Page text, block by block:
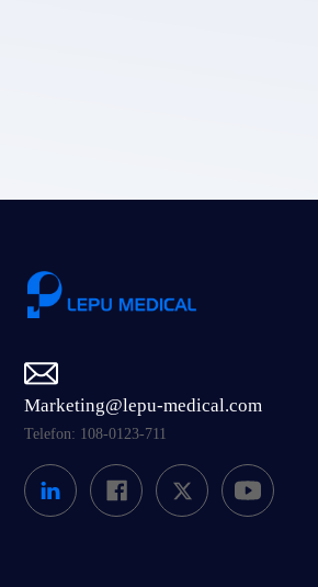
Marketing@lepu-medical.com
Telefon: 108-0123-711